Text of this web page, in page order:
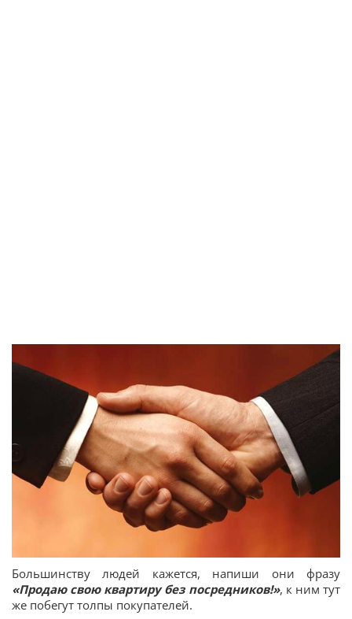
Большинству людей кажется, напиши они фразу
«Продаю свою квартиру без посредников!», к ним тут
же побегут толпы покупателей.